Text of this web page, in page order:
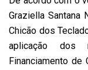
Graziella Santana
Chicão dos
aplicação dos
Financiamento de